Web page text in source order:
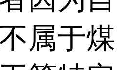
属于煤